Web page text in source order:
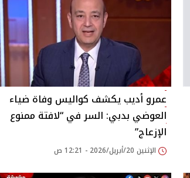
عمرو أديب يكشف كواليس وفاة ضياء
العوضي بدبي: السر في “لافتة ممنوع
الإزعاج”
الإثنين 20/أبريل/2026 - 12:21 ص